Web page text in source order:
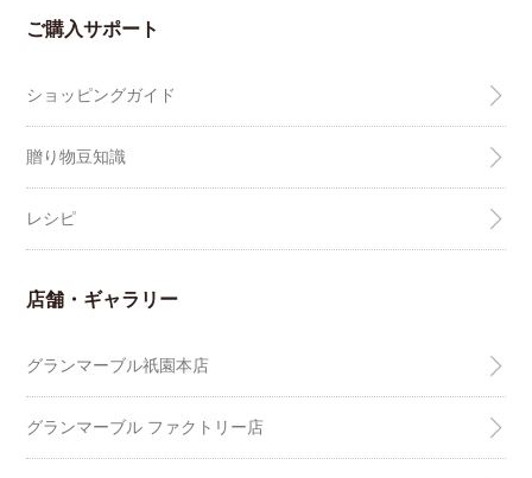
ご購入サポート
ショッピングガイド
贈り物豆知識
レシピ
店舗・ギャラリー
グランマーブル祇園本店
グランマーブル ファクトリー店